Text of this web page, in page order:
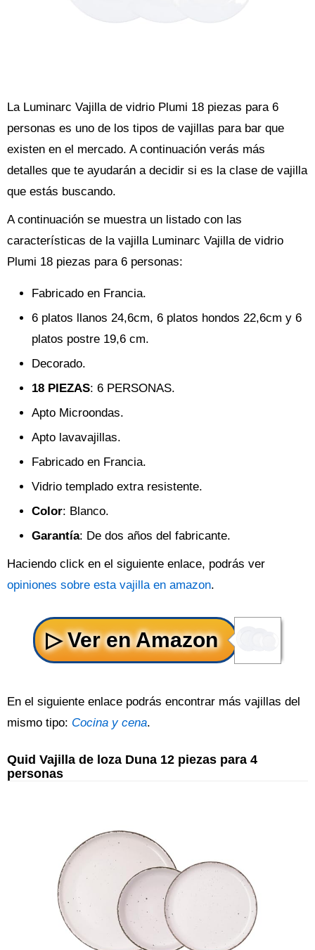
La Luminarc Vajilla de vidrio Plumi 18 piezas para 6
personas es uno de los tipos de vajillas para bar que
existen en el mercado. A continuación verás más
detalles que te ayudarán a decidir si es la clase de vajilla
que estás buscando.
A continuación se muestra un listado con las
características de la vajilla Luminarc Vajilla de vidrio
Plumi 18 piezas para 6 personas:
Fabricado en Francia.
6 platos llanos 24,6cm, 6 platos hondos 22,6cm y 6
platos postre 19,6 cm.
Decorado.
18 PIEZAS: 6 PERSONAS.
Apto Microondas.
Apto lavavajillas.
Fabricado en Francia.
Vidrio templado extra resistente.
Color: Blanco.
Garantía: De dos años del fabricante.
Haciendo click en el siguiente enlace, podrás ver
opiniones sobre esta vajilla en amazon.
En el siguiente enlace podrás encontrar más vajillas del
mismo tipo: Cocina y cena.
Quid Vajilla de loza Duna 12 piezas para 4
personas